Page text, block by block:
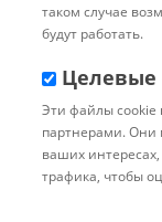
таком случае
будут работать.
Эти файлы cookie
партнерами. Они
ваших
трафика, чтобы